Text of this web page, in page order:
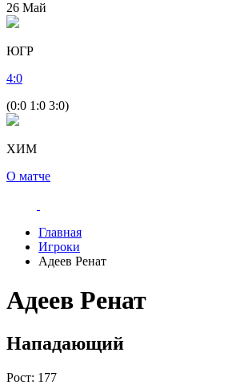
26 Май
ЮГР
4:0
(0:0 1:0 3:0)
ХИМ
О матче
Главная
Игроки
Адеев Ренат
Адеев Ренат
Нападающий
Рост: 177